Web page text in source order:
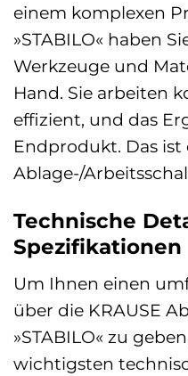
einem komplexen
»STABILO« haben
Werkzeuge und
Hand. Sie arbeiten
effizient, und das
Endprodukt. Das ist
Ablage-/
Technische
Spezifikationen
Um Ihnen einen
über die KRAUSE
»STABILO« zu
wichtigsten